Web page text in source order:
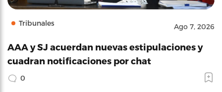
Tribunales Ago 7, 2026
AAA y SJ acuerdan nuevas estipulaciones y
cuadran notificaciones por chat
0